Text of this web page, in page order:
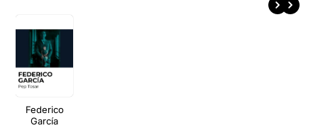
Federico
García